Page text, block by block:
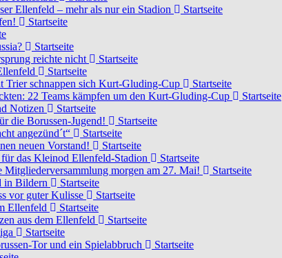
Ellenfeld – mehr als nur ein Stadion
Startseite
Startseite
Startseite
reichte nicht
Startseite
Startseite
Trier schnappen sich Kurt-Gluding-Cup
Startseite
22 Teams kämpfen um den Kurt-Gluding-Cup
Startseite
Notizen
Startseite
die Borussen-Jugend!
Startseite
angezünd´t“
Startseite
neuen Vorstand!
Startseite
das Kleinod Ellenfeld-Stadion
Startseite
Mitgliederversammlung morgen am 27. Mai!
Startseite
in Bildern
Startseite
vor guter Kulisse
Startseite
Ellenfeld
Startseite
aus dem Ellenfeld
Startseite
Startseite
Tor und ein Spielabbruch
Startseite